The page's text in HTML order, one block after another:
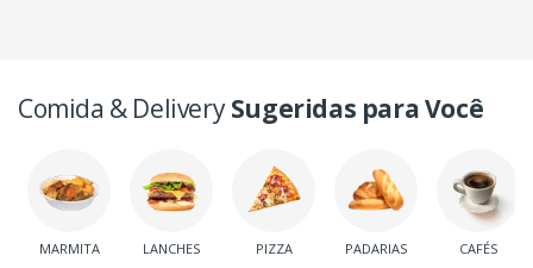
Comida & DeliverySugeridas para Você
MARMITA LANCHES PIZZA PADARIAS CAFÉS